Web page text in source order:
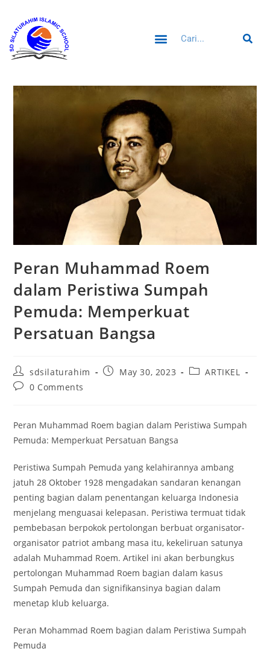
Peran Muhammad Roem
dalam Peristiwa Sumpah
Pemuda: Memperkuat
Persatuan Bangsa
sdsilaturahim May 30, 2023
ARTIKEL
0 Comments
Peran Muhammad Roem bagian dalam Peristiwa Sumpah
Pemuda: Memperkuat Persatuan Bangsa
Peristiwa Sumpah Pemuda yang kelahirannya ambang
jatuh 28 Oktober 1928 mengadakan sandaran kenangan
penting bagian dalam penentangan keluarga Indonesia
menjelang menguasai kelepasan. Peristiwa termuat tidak
pembebasan berpokok pertolongan berbuat organisator-
organisator patriot ambang masa itu, kekeliruan satunya
adalah Muhammad Roem. Artikel ini akan berbungkus
pertolongan Muhammad Roem bagian dalam kasus
Sumpah Pemuda dan signifikansinya bagian dalam
menetap klub keluarga.
Peran Mohammad Roem bagian dalam Peristiwa Sumpah
Pemuda